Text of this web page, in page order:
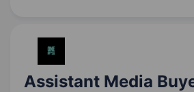
Assistant Media